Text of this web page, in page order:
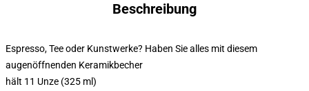
Beschreibung
Espresso, Tee oder Kunstwerke? Haben Sie alles mit diesem
augenöffnenden Keramikbecher
hält 11 Unze (325 ml)